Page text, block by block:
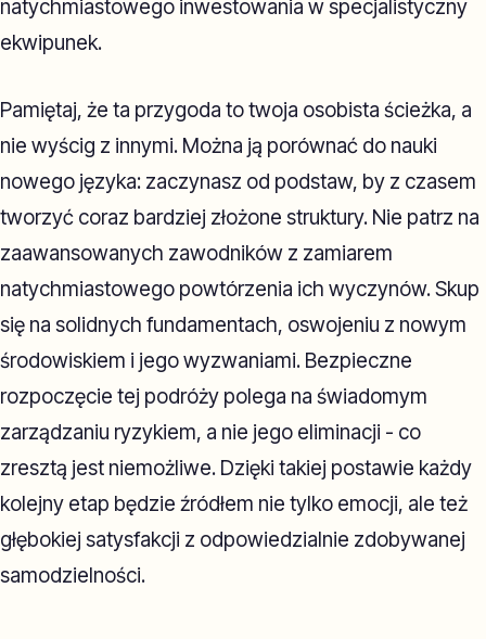
natychmiastowego inwestowania w specjalistyczny
ekwipunek.
Pamiętaj, że ta przygoda to twoja osobista ścieżka, a
nie wyścig z innymi. Można ją porównać do nauki
nowego języka: zaczynasz od podstaw, by z czasem
tworzyć coraz bardziej złożone struktury. Nie patrz na
zaawansowanych zawodników z zamiarem
natychmiastowego powtórzenia ich wyczynów. Skup
się na solidnych fundamentach, oswojeniu z nowym
środowiskiem i jego wyzwaniami. Bezpieczne
rozpoczęcie tej podróży polega na świadomym
zarządzaniu ryzykiem, a nie jego eliminacji - co
zresztą jest niemożliwe. Dzięki takiej postawie każdy
kolejny etap będzie źródłem nie tylko emocji, ale też
głębokiej satysfakcji z odpowiedzialnie zdobywanej
samodzielności.